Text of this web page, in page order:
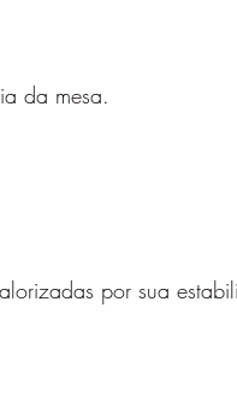
da mesa.
por sua